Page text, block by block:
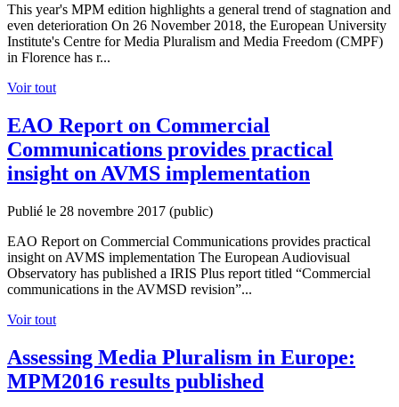
This year's MPM edition highlights a general trend of stagnation and
even deterioration On 26 November 2018, the European University
Institute's Centre for Media Pluralism and Media Freedom (CMPF)
in Florence has r...
Voir tout
EAO Report on Commercial
Communications provides practical
insight on AVMS implementation
Publié le 28 novembre 2017 (public)
EAO Report on Commercial Communications provides practical
insight on AVMS implementation The European Audiovisual
Observatory has published a IRIS Plus report titled “Commercial
communications in the AVMSD revision”...
Voir tout
Assessing Media Pluralism in Europe:
MPM2016 results published